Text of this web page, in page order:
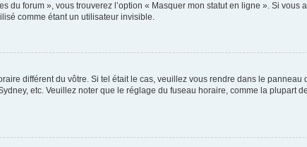
du forum », vous trouverez l’option « Masquer mon statut en ligne ». Si
comme étant un utilisateur invisible.
différent du vôtre. Si tel était le cas, veuillez vous rendre dans le
etc. Veuillez noter que le réglage du fuseau horaire, comme la plupart